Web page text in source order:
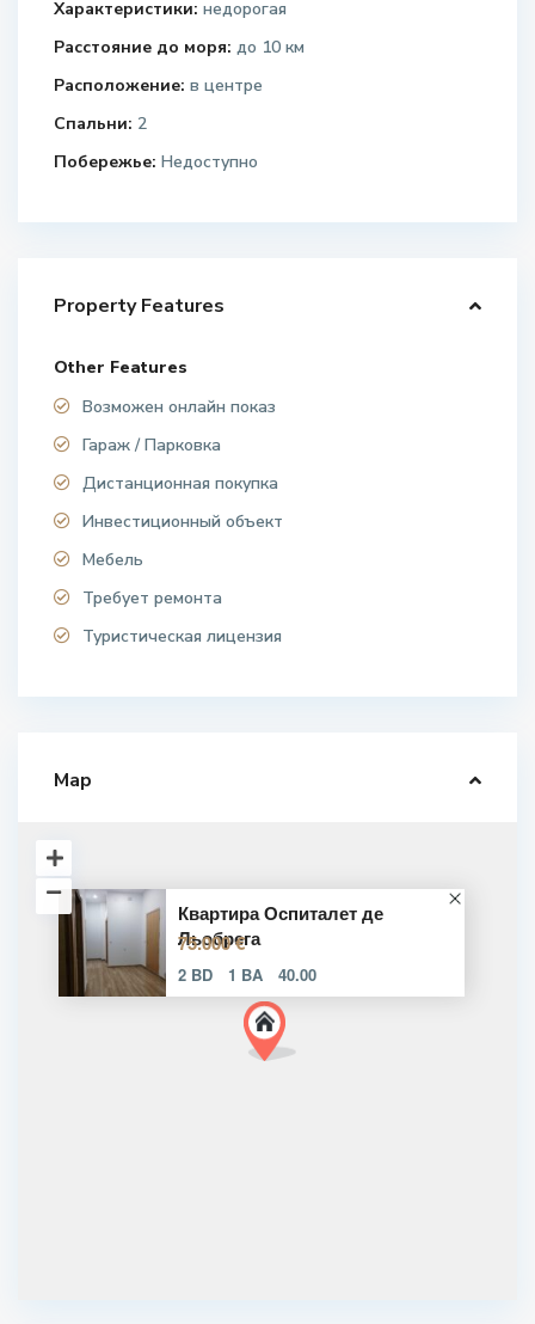
Характеристики: недорогая
Расстояние до моря: до 10 км
Расположение: в центре
Спальни: 2
Побережье: Недоступно
Property Features
Other Features
Возможен онлайн показ
Гараж / Парковка
Дистанционная покупка
Инвестиционный объект
Мебель
Требует ремонта
Туристическая лицензия
Map
Квартира Оспиталет де
Льобрега
75.000 €
2 BD 1 BA 40.00